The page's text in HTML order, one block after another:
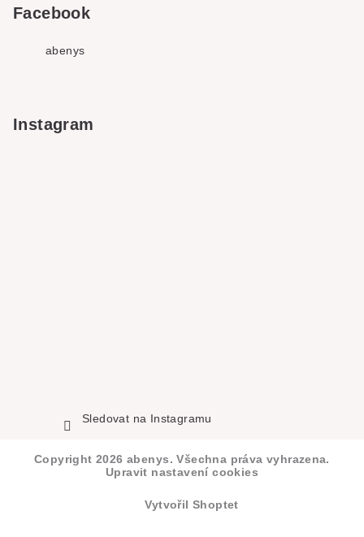
Facebook
abenys
Instagram
Sledovat na Instagramu
Copyright 2026abenys. Všechna práva vyhrazena.
Upravit nastavení cookies
Vytvořil Shoptet